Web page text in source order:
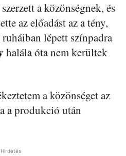
a közönségnek, és
az előadást az a tény,
lépett színpadra
halála óta nem kerültek
a közönséget az
a produkció után
Hirdetés